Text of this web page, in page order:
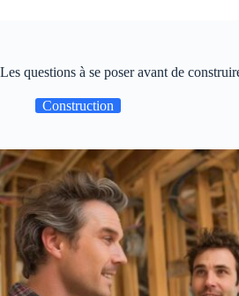
Les questions à se poser avant de
Construction